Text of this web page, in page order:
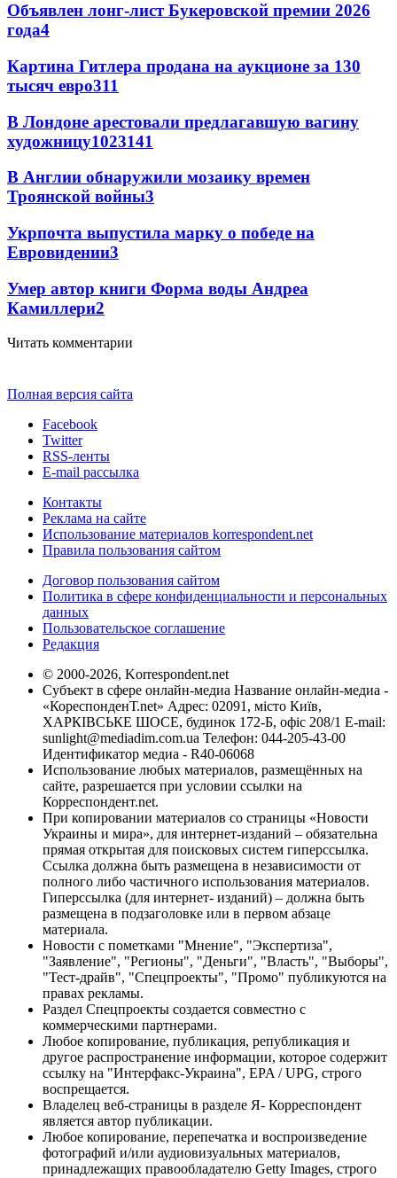
Объявлен лонг-лист Букеровской премии 2026
года4
Картина Гитлера продана на аукционе за 130
тысяч евро311
В Лондоне арестовали предлагавшую вагину
художницу1023141
В Англии обнаружили мозаику времен
Троянской войны3
Укрпочта выпустила марку о победе на
Евровидении3
Умер автор книги Форма воды Андреа
Камиллери2
Читать комментарии
Полная версия сайта
Facebook
Twitter
RSS-ленты
E-mail рассылка
Контакты
Реклама на сайте
Использование материалов korrespondent.net
Правила пользования сайтом
Договор пользования сайтом
Политика в сфере конфиденциальности и персональных
данных
Пользовательское соглашение
Редакция
© 2000-2026, Korrespondent.net
Субъект в сфере онлайн-медиа Название онлайн-медиа -
«КореспонденТ.net» Адрес: 02091, місто Київ,
ХАРКІВСЬКЕ ШОСЕ, будинок 172-Б, офіс 208/1 E-mail:
sunlight@mediadim.com.ua Телефон: 044-205-43-00
Идентификатор медиа - R40-06068
Использование любых материалов, размещённых на
сайте, разрешается при условии ссылки на
Корреспондент.net.
При копировании материалов со страницы «Новости
Украины и мира», для интернет-изданий – обязательна
прямая открытая для поисковых систем гиперссылка.
Ссылка должна быть размещена в независимости от
полного либо частичного использования материалов.
Гиперссылка (для интернет- изданий) – должна быть
размещена в подзаголовке или в первом абзаце
материала.
Новости с пометками "Мнение", "Экспертиза",
"Заявление", "Регионы", "Деньги", "Власть", "Выборы",
"Тест-драйв", "Спецпроекты", "Промо" публикуются на
правах рекламы.
Раздел Спецпроекты создается совместно с
коммерческими партнерами.
Любое копирование, публикация, републикация и
другое распространение информации, которое содержит
ссылку на "Интерфакс-Украина", EPA / UPG, строго
воспрещается.
Владелец веб-страницы в разделе Я- Корреспондент
является автор публикации.
Любое копирование, перепечатка и воспроизведение
фотографий и/или аудиовизуальных материалов,
принадлежащих правообладателю Getty Images, строго